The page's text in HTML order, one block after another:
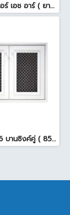
เวเบอร์ คัลเลอร์ เอช อาร์ ( ยาแนวสระว่ายน้ำ ) 18.5 กก. สีดำ
CC8060-06 บานซิงค์คู่ ( 85.5x65.5x10cm. ) สีขาว